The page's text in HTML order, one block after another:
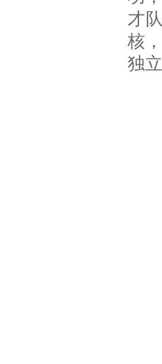
才
核
独